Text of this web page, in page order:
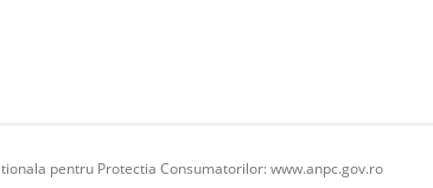
pentru Protectia Consumatorilor:www.anpc.gov.ro